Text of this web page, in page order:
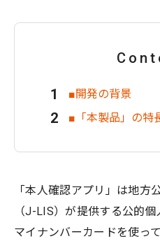
■開発の背景
■「本製品」の特
「本人確認アプリ」は地方
（J-LIS）が提供する公的
マイナンバーカードを使っ